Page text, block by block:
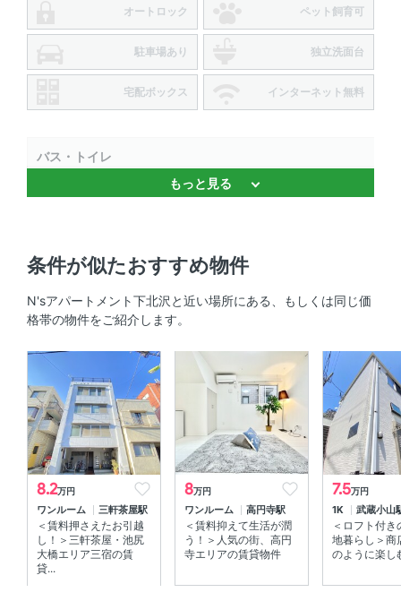
オートロック ペット飼育可
駐車場あり 独立洗面台
宅配ボックス インターネット無料
バス・トイレ
バストイレ別 、 温水洗浄便座
システムキッチン 、 IHクッキングヒーター
室内設備
部屋の特徴
角部屋 、 最上階
もっと見る
条件が似たおすすめ物件
N'sアパートメント下北沢と近い場所にある、もしくは同じ価
格帯の物件をご紹介します。
8.2万円
ワンルーム 三軒茶屋駅
＜賃料押さえたお引越
し！＞三軒茶屋・池尻
大橋エリア三宿の賃
貸...
8万円
ワンルーム 高円寺駅
＜賃料抑えて生活が潤
う！＞人気の街、高円
寺エリアの賃貸物件
7.5万円
1K 武蔵小山
＜ロフト付き
地暮らし＞商
のように楽し